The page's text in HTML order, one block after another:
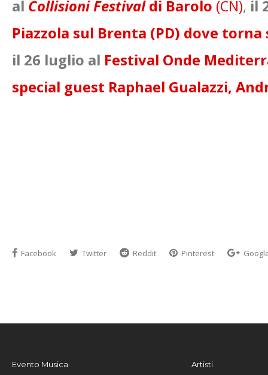
al Collisioni Festivaldi Barolo (CN), il
Piazzola sul Brenta (PD) dove
il 26 luglio al Festival Onde
special guest Raphael Gualazzi,
Facebook Twitter Reddit Pinterest
Evento Musica Artisti